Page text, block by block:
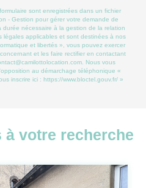
sont enregistrées dans un fichier
- Gestion pour gérer votre demande de
nécessaire à la gestion de la relation
légales applicables et sont destinées à nos
et libertés », vous pouvez exercer
et les faire rectifier en contactant
Nous vous
au démarchage téléphonique «
inscrire ici : https://www.bloctel.gouv.fr/»
votre recherche